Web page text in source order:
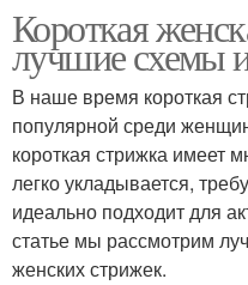
Короткая
лучшие схемы
В наше время короткая
популярной среди
короткая стрижка имеет
легко укладывается,
идеально подходит для
статье мы рассмотрим
женских стрижек.